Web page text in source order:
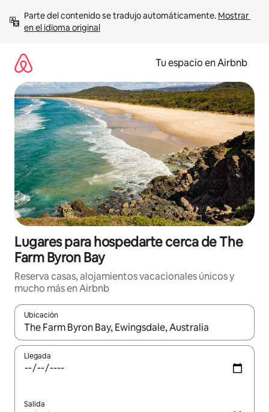
contenido
Parte del contenido se tradujo automáticamente. Mostrar
en el idioma original
Tu espacio en Airbnb
Lugares para hospedarte cerca de The
Farm Byron Bay
Reserva casas, alojamientos vacacionales únicos y
mucho más en Airbnb
Ubicación
Cuando los resultados estén disponibles, podrás navegar
Llegada
Salida